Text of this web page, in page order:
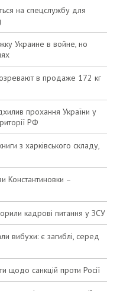
на спецслужбу для
Украине в войне, но
в продаже 172 кг
прохання України у
РФ
з харківського складу,
Константиновки –
кадрові питання у ЗСУ
вибухи: є загиблі, серед
щодо санкцій проти Росії